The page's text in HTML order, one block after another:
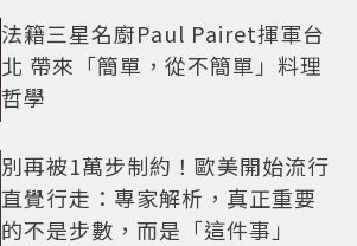
法籍三星名廚Paul Pairet揮軍台
北 帶來「簡單，從不簡單」料理
哲學
別再被1萬步制約！歐美開始流行
直覺行走：專家解析，真正重要
的不是步數，而是「這件事」